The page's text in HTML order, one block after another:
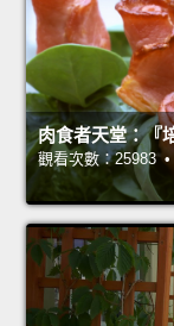
肉食者天堂：『
觀看次數：25983